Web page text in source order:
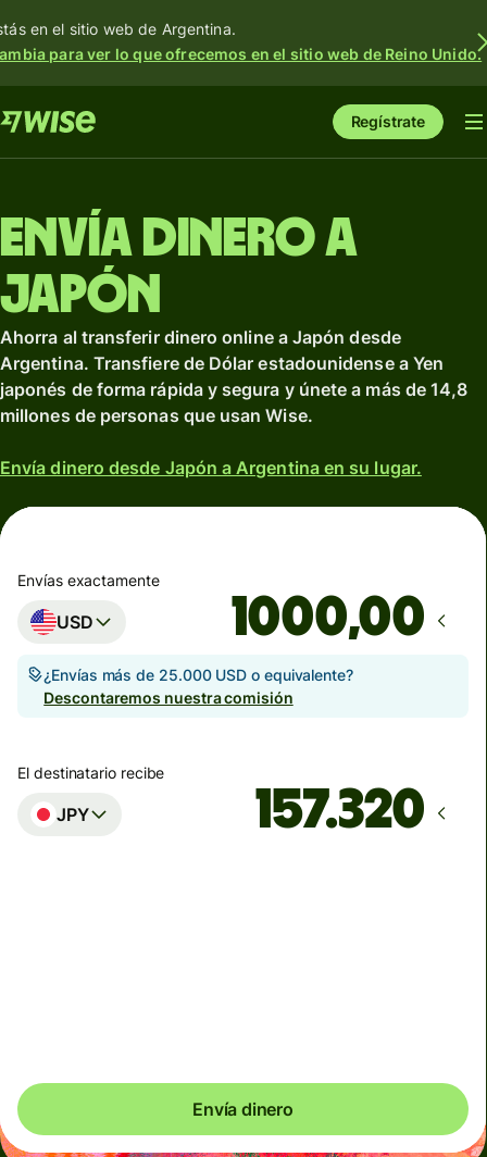
en el sitio web de Argentina.
para ver lo que ofrecemos en el sitio web de Reino Unido.
Regístrate
Envía dinero a
Japón
Ahorra al transferir dinero online a Japón desde
Argentina. Transfiere de Dólar estadounidense a Yen
japonés de forma rápida y segura y únete a más de 14,8
millones de personas que usan Wise.
Envía dinero desde Japón a Argentina en su lugar.
Envías exactamente
USD ,00
¿Envías más de 25.000 USD o equivalente?
Descontaremos nuestra comisión
El destinatario recibe
JPY
Envía dinero